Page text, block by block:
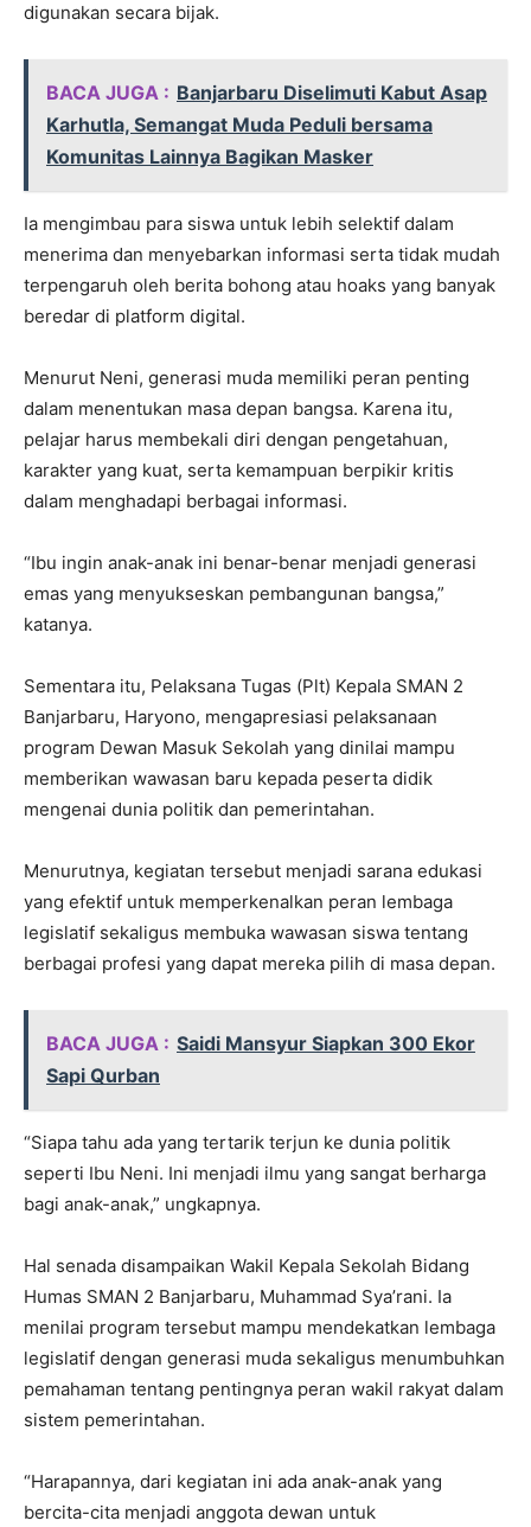
digunakan secara bijak.
BACA JUGA : Banjarbaru Diselimuti Kabut Asap
Karhutla, Semangat Muda Peduli bersama
Komunitas Lainnya Bagikan Masker
Ia mengimbau para siswa untuk lebih selektif dalam
menerima dan menyebarkan informasi serta tidak mudah
terpengaruh oleh berita bohong atau hoaks yang banyak
beredar di platform digital.
Menurut Neni, generasi muda memiliki peran penting
dalam menentukan masa depan bangsa. Karena itu,
pelajar harus membekali diri dengan pengetahuan,
karakter yang kuat, serta kemampuan berpikir kritis
dalam menghadapi berbagai informasi.
“Ibu ingin anak-anak ini benar-benar menjadi generasi
emas yang menyukseskan pembangunan bangsa,”
katanya.
Sementara itu, Pelaksana Tugas (Plt) Kepala SMAN 2
Banjarbaru, Haryono, mengapresiasi pelaksanaan
program Dewan Masuk Sekolah yang dinilai mampu
memberikan wawasan baru kepada peserta didik
mengenai dunia politik dan pemerintahan.
Menurutnya, kegiatan tersebut menjadi sarana edukasi
yang efektif untuk memperkenalkan peran lembaga
legislatif sekaligus membuka wawasan siswa tentang
berbagai profesi yang dapat mereka pilih di masa depan.
BACA JUGA : Saidi Mansyur Siapkan 300 Ekor
Sapi Qurban
“Siapa tahu ada yang tertarik terjun ke dunia politik
seperti Ibu Neni. Ini menjadi ilmu yang sangat berharga
bagi anak-anak,” ungkapnya.
Hal senada disampaikan Wakil Kepala Sekolah Bidang
Humas SMAN 2 Banjarbaru, Muhammad Sya’rani. Ia
menilai program tersebut mampu mendekatkan lembaga
legislatif dengan generasi muda sekaligus menumbuhkan
pemahaman tentang pentingnya peran wakil rakyat dalam
sistem pemerintahan.
“Harapannya, dari kegiatan ini ada anak-anak yang
bercita-cita menjadi anggota dewan untuk